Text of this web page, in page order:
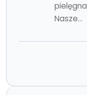
Nasze...